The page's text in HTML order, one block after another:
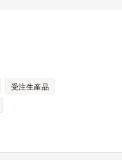
受注生産品